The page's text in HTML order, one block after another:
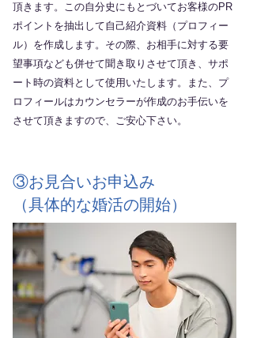
頂きます。この自分史にもとづいてお客様のPR
ポイントを抽出して自己紹介資料（プロフィー
ル）を作成します。その際、お相手に対する要
望事項なども併せて聞き取りさせて頂き、サポ
ート時の資料として使用いたします。また、プ
ロフィールはカウンセラーが作成のお手伝いを
させて頂きますので、ご安心下さい。
③お見合いお申込み
（具体的な婚活の開始）